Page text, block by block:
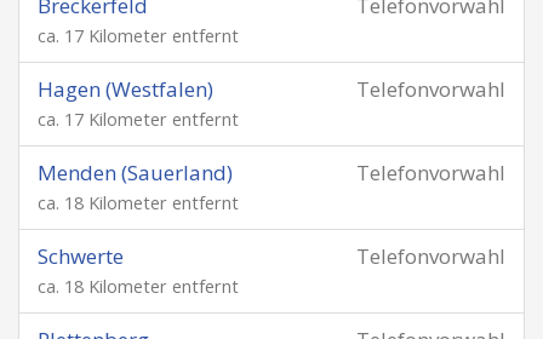
ca. 17 Kilometer entfernt
Telefonvorwahl
Hagen (Westfalen)
ca. 17 Kilometer entfernt
Telefonvorwahl
Menden (Sauerland)
ca. 18 Kilometer entfernt
Telefonvorwahl
Schwerte
ca. 18 Kilometer entfernt